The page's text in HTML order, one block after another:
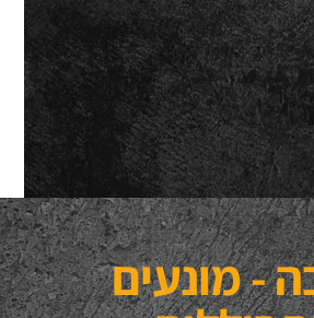
הללו אלא בחום ואהבה מראים להן את
של עשרות המתנדבים של להב"ה
של בנות ישראל, תוך חירוף נפש,
בצילה, ודואגים להקמתם של מאות
חייהן מחדש.